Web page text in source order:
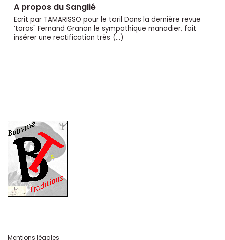
A propos du Sanglié
Ecrit par TAMARISSO pour le toril Dans la dernière revue
’toros" Fernand Granon le sympathique manadier, fait
insérer une rectification très (…)
Mentions légales